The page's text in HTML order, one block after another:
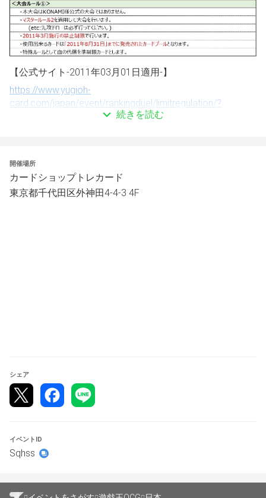
【公式サイト-2011年03月01日適用-】
https://www.yugioh-
card.com/japan/event/rankingduel/limitregulation/?
【遊戯王wiki-エラッタ-】
https://yugioh-wiki.net/index.php?
【公式サイト-ルール改訂に伴う変更-】
続きを読む
開催場所
カードショップトレカード
東京都千代田区外神田4-4-3 4F
シェア
イベントID
Sqhss